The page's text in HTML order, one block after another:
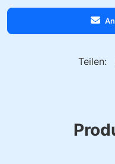
Teilen: